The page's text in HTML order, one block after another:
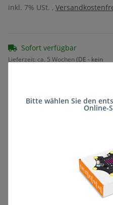
inkl. 7% USt. ,
Sofort verfügbar
Lieferzeit: ca. 5 Wochen(DE - kein
Bitte wählen Sie den
Online-